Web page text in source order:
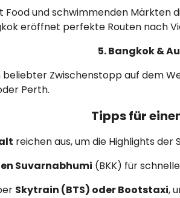
Food und schwimmenden Märkten
eröffnet perfekte Routen nach
5. Bangkok &
beliebter Zwischenstopp auf dem
Perth.
Tipps für
reichen aus, um die Highlights der
Suvarnabhumi (BKK) für
Skytrain (BTS) oder Bootstaxi,